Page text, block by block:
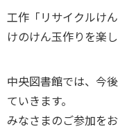
工作「リサイクルけ
けのけん玉作りを楽
中央図書館では、今
ていきます。
みなさまのご参加を